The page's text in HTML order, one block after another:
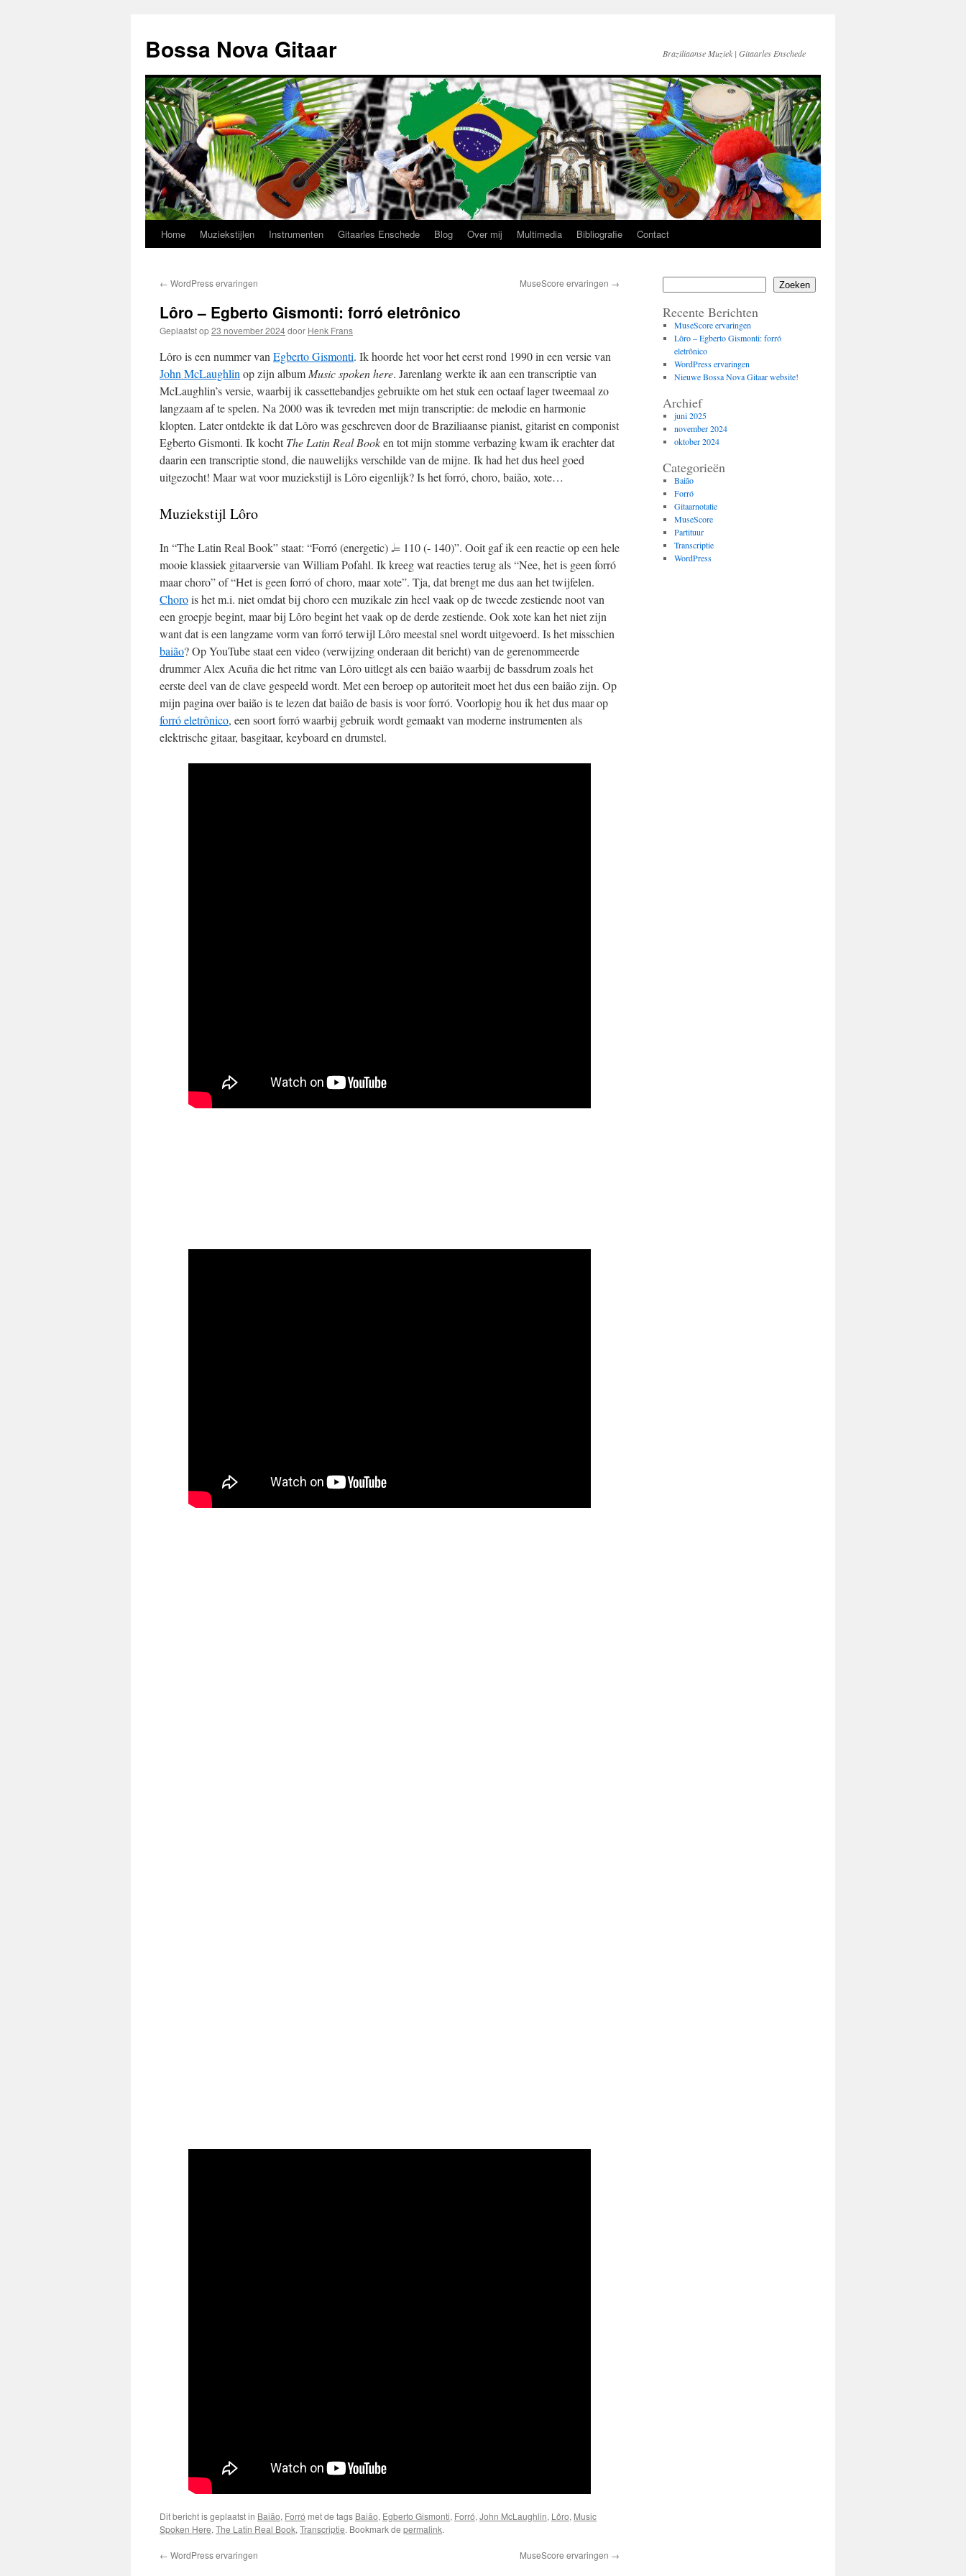
de
inhoud
Bossa Nova Gitaar Braziliaanse Muziek | Gitaarles Enschede
Home Muziekstijlen Instrumenten Gitaarles Enschede Blog Over mij Multimedia Bibliografie Contact
← WordPress ervaringen MuseScore ervaringen →
Lôro – Egberto Gismonti: forró eletrônico
Geplaatst op23 november 2024door Henk Frans
Lôro is een nummer van Egberto Gismonti. Ik hoorde het voor het eerst rond 1990 in een versie van
John McLaughlin op zijn album Music spoken here. Jarenlang werkte ik aan een transcriptie van
McLaughlin’s versie, waarbij ik cassettebandjes gebruikte om het stuk een octaaf lager tweemaal zo
langzaam af te spelen. Na 2000 was ik tevreden met mijn transcriptie: de melodie en harmonie
klopten. Later ontdekte ik dat Lôro was geschreven door de Braziliaanse pianist, gitarist en componist
Egberto Gismonti. Ik kochtThe Latin Real Booken tot mijn stomme verbazing kwam ik erachter dat
daarin een transcriptie stond, die nauwelijks verschilde van de mijne. Ik had het dus heel goed
uitgezocht! Maar wat voor muziekstijl is Lôro eigenlijk? Is het forró, choro, baião, xote…
Muziekstijl Lôro
In “The Latin Real Book” staat: “Forró (energetic) 𝅗𝅥 = 110 (- 140)”. Ooit gaf ik een reactie op een hele
mooie klassiek gitaarversie van William Pofahl. Ik kreeg wat reacties terug als “Nee, het is geen forró
maar choro” of “Het is geen forró of choro, maar xote”. Tja, dat brengt me dus aan het twijfelen.
Chorois het m.i. niet omdat bij choro een muzikale zin heel vaak op de tweede zestiende noot van
een groepje begint, maar bij Lôro begint het vaak op de derde zestiende. Ook xote kan het niet zijn
want dat is een langzame vorm van forró terwijl Lôro meestal snel wordt uitgevoerd. Is het misschien
baião? Op YouTube staat een video (verwijzing onderaan dit bericht) van de gerenommeerde
drummer Alex Acuña die het ritme van Lôro uitlegt als een baião waarbij de bassdrum zoals het
eerste deel van de clave gespeeld wordt. Met een beroep op autoriteit moet het dus een baião zijn. Op
mijn pagina over baião is te lezen dat baião de basis is voor forró. Voorlopig hou ik het dus maar op
forró eletrônico, een soort forró waarbij gebruik wordt gemaakt van moderne instrumenten als
elektrische gitaar, basgitaar, keyboard en drumstel.
Dit bericht is geplaatst in Baião, Forró met de tags Baião, Egberto Gismonti, Forró, John McLaughlin, Lôro, Music
Spoken Here, The Latin Real Book, Transcriptie. Bookmark de permalink.
← WordPress ervaringen MuseScore ervaringen →
Zoeken
Recente Berichten
MuseScore ervaringen
Lôro – Egberto Gismonti: forró
eletrônico
WordPress ervaringen
Nieuwe Bossa Nova Gitaar website!
Archief
juni 2025
november 2024
oktober 2024
Categorieën
Baião
Forró
Gitaarnotatie
MuseScore
Partituur
Transcriptie
WordPress